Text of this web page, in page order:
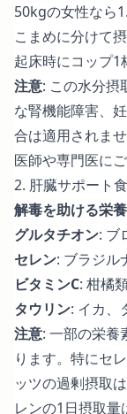
50kgの女性なら
こまめに分けて
起床時にコップ1
注意: この水分摂
な腎機能障害、
合は適用されま
医師や専門医に
2. 肝臓サポート
解毒を助ける栄
グルタチオン: ブ
セレン: ブラジル
ビタミンC: 柑橘
タウリン: イカ、
注意: 一部の栄養
ります。特にセ
ッツの過剰摂取
レンの1日摂取